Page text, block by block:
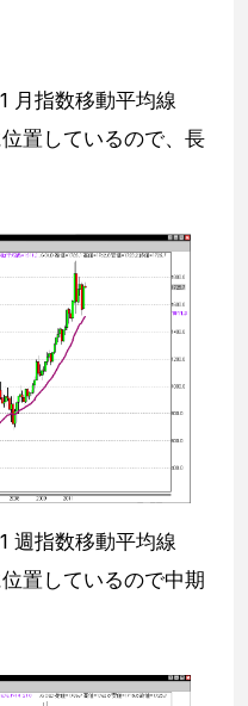
指数移動平均線
置しているので、長
指数移動平均線
置しているので中期